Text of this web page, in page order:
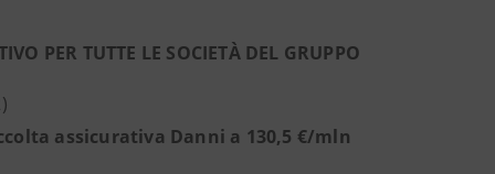
PER TUTTE LE SOCIETÀ DEL GRUPPO
assicurativa Danni a 130,5 €/mln